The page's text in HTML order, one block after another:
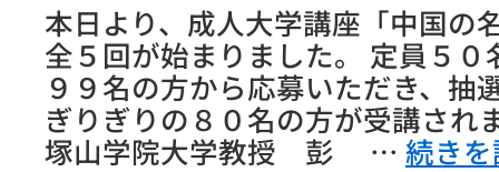
は
本日より、成人大学講座「中国の
全５回が始まりました。 定員５
９９名の方から応募いただき、抽
ぎりぎりの８０名の方が受講され
塚山学院大学教授 彭 … 続き